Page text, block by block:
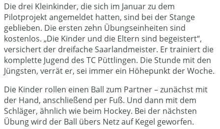
Die drei Kleinkinder, die sich im Januar zu dem
Pilotprojekt angemeldet hatten, sind bei der Stange
geblieben. Die ersten zehn Übungseinheiten sind
kostenlos. „Die Kinder und die Eltern sind begeistert“,
versichert der dreifache Saarlandmeister. Er trainiert die
komplette Jugend des TC Püttlingen. Die Stunde mit den
Jüngsten, verrät er, sei immer ein Höhepunkt der Woche.
Die Kinder rollen einen Ball zum Partner – zunächst mit
der Hand, anschließend per Fuß. Und dann mit dem
Schläger, ähnlich wie beim Hockey. Bei der nächsten
Übung wird der Ball übers Netz auf Kegel geworfen.